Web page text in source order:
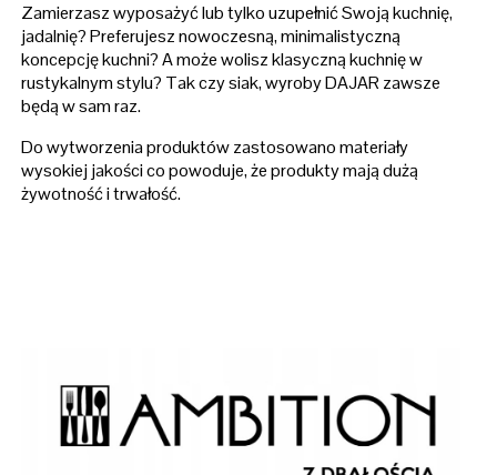
Zamierzasz wyposażyć lub tylko uzupełnić Swoją kuchnię,
jadalnię? Preferujesz nowoczesną, minimalistyczną
koncepcję kuchni? A może wolisz klasyczną kuchnię w
rustykalnym stylu? Tak czy siak, wyroby DAJAR zawsze
będą w sam raz.
Do wytworzenia produktów zastosowano materiały
wysokiej jakości co powoduje, że produkty mają dużą
żywotność i trwałość.